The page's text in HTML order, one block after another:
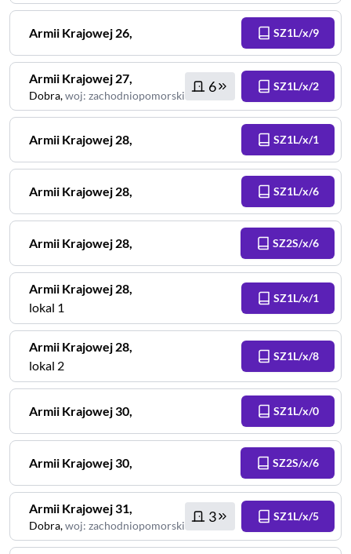
Armii Krajowej 26, SZ1L/x/9
Armii Krajowej 27,
Dobra,woj: zachodniopomorskie
6 SZ1L/x/2
Armii Krajowej 28, SZ1L/x/1
Armii Krajowej 28, SZ1L/x/6
Armii Krajowej 28, SZ2S/x/6
Armii Krajowej 28,
lokal 1
SZ1L/x/1
Armii Krajowej 28,
lokal 2
SZ1L/x/8
Armii Krajowej30, SZ1L/x/0
Armii Krajowej30, SZ2S/x/6
Armii Krajowej31,
Dobra,woj: zachodniopomorskie
3 SZ1L/x/5